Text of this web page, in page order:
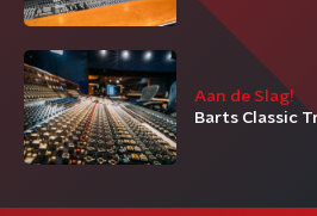
Aan de Slag!
Barts Classic